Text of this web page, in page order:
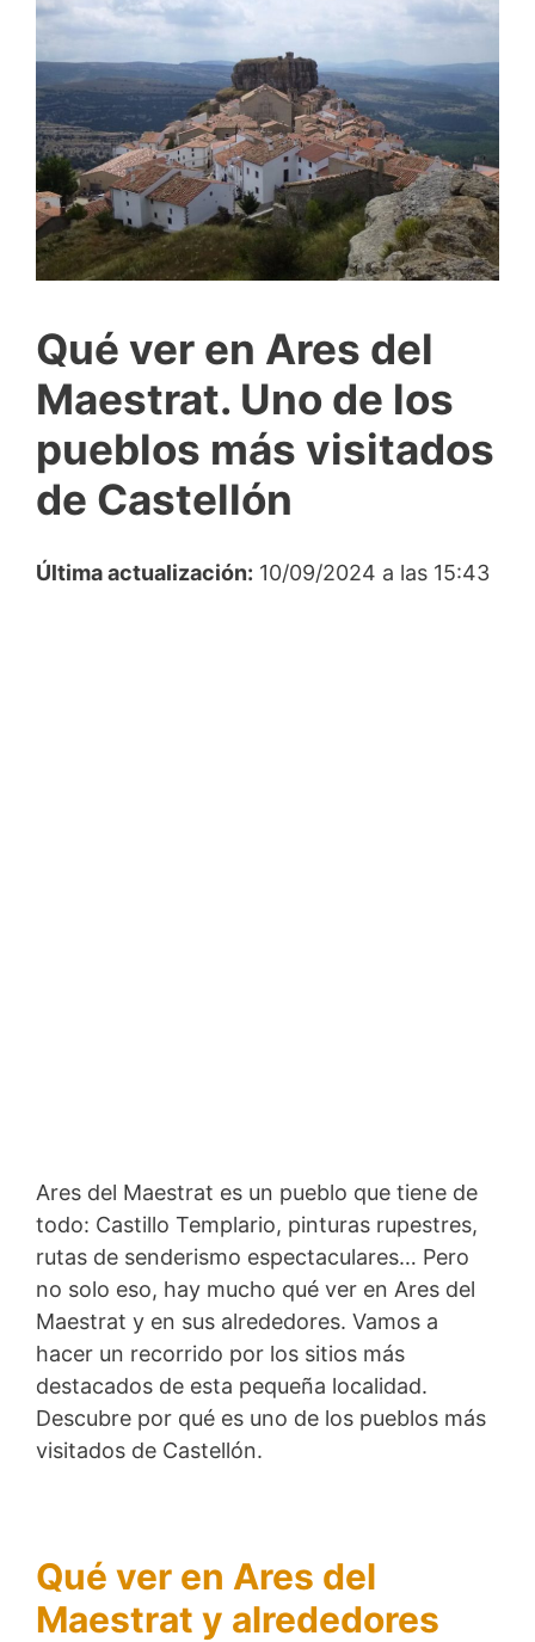
Qué ver en Ares del
Maestrat. Uno de los
pueblos más visitados
de Castellón
Última actualización: 10/09/2024 a las 15:43
Ares del Maestrat es un pueblo que tiene de
todo: Castillo Templario, pinturas rupestres,
rutas de senderismo espectaculares… Pero
no solo eso, hay mucho qué ver en Ares del
Maestrat y en sus alrededores. Vamos a
hacer un recorrido por los sitios más
destacados de esta pequeña localidad.
Descubre por qué es uno de los pueblos más
visitados de Castellón.
Qué ver en Ares del
Maestrat y alrededores